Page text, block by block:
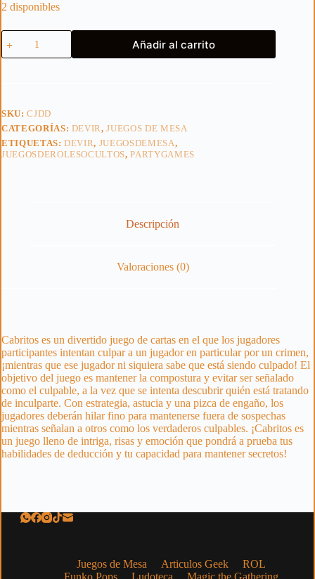
2 disponibles
CABRITOS
cantidad
Añadir al carrito
SKU:CJDD
CATEGORÍAS: DEVIR,JUEGOS DE MESA
ETIQUETAS:DEVIR, JUEGOSDEMESA,
JUEGOSDEROLESOCULTOS,PARTYGAMES
Descripción
Valoraciones (0)
Cabritos es un divertido juego de cartas en el que los jugadores
participantes intentan culpar a un jugador en particular por un crimen,
¡mientras que ese jugador ni siquiera sabe que está siendo culpado! El
objetivo del juego es mantener la compostura y evitar ser señalado
como el culpable, a la vez que se intenta descubrir quién está tratando
de inculparte. Con estrategia, astucia y una pizca de engaño, los
jugadores deberán hilar fino para mantenerse fuera de sospechas
mientras señalan a otros como los verdaderos culpables. ¡Cabritos es
un juego lleno de intriga, risas y emoción que pondrá a prueba tus
habilidades de deducción y tu capacidad para mantener secretos!
Juegos de Mesa Articulos Geek
ROL
Funko Pops
Ludoteca Magic the Gathering